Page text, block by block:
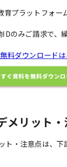
プラットフォー
のみご請求で、
料ダウンロード
メリット・
ト・注意点は、下